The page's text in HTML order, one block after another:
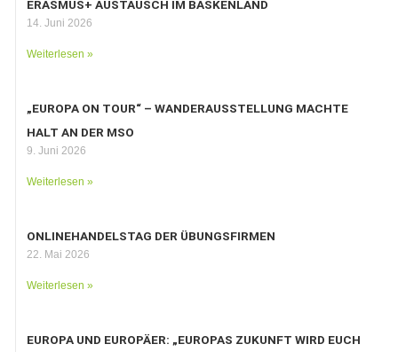
ERASMUS+ AUSTAUSCH IM BASKENLAND
14. Juni 2026
Weiterlesen »
„EUROPA ON TOUR“ – WANDERAUSSTELLUNG MACHTE
HALT AN DER MSO
9. Juni 2026
Weiterlesen »
ONLINEHANDELSTAG DER ÜBUNGSFIRMEN
22. Mai 2026
Weiterlesen »
EUROPA UND EUROPÄER: „EUROPAS ZUKUNFT WIRD EUCH